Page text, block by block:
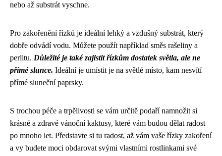
nebo až substrát vyschne.
Pro zakořenění řízků je ideální lehký a vzdušný substrát, který
dobře odvádí vodu. Můžete použít například směs rašeliny a
perlitu. Důležité je také zajistit řízkům dostatek světla, ale ne
přímé slunce. Ideální je umístit je na světlé místo, kam nesvítí
přímé sluneční paprsky.
S trochou péče a trpělivosti se vám určitě podaří namnožit si
krásné a zdravé vánoční kaktusy, které vám budou dělat radost
po mnoho let. Představte si tu radost, až vám vaše řízky zakoření
a vy budete moci obdarovat svými vlastními rostlinkami své